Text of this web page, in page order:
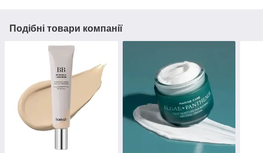
Подібні товари компанії